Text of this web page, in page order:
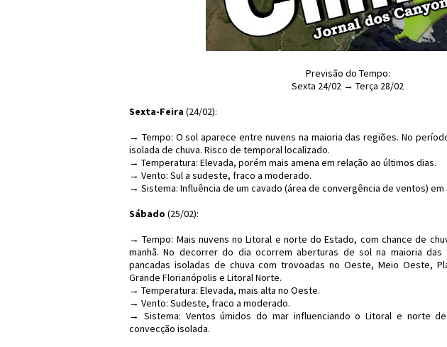
Previsão do Tempo:
Sexta 24/02 → Terça 28/02
Sexta-Feira (24/02):
→ Tempo: O sol aparece entre nuvens na maioria das regiões. No
isolada de chuva. Risco de temporal localizado.
→ Temperatura: Elevada, porém mais amena em relação ao últimos dias.
→ Vento: Sul a sudeste, fraco a moderado.
→ Sistema: Influência de um cavado (área de convergência de ventos) em
Sábado (25/02):
→ Tempo: Mais nuvens no Litoral e norte do Estado, com chance de
manhã. No decorrer do dia ocorrem aberturas de sol na maioria
pancadas isoladas de chuva com trovoadas no Oeste, Meio Oeste,
Grande Florianópolis e Litoral Norte.
→ Temperatura: Elevada, mais alta no Oeste.
→ Vento: Sudeste, fraco a moderado.
→ Sistema: Ventos úmidos do mar influenciando o Litoral e norte
convecção isolada.